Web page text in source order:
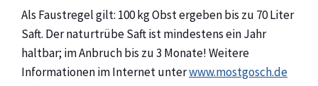
Als Faustregel gilt: 100 kg Obst ergeben bis zu 70 Liter
Saft. Der naturtrübe Saft ist mindestens ein Jahr
haltbar; im Anbruch bis zu 3 Monate! Weitere
Informationen im Internet unterwww.mostgosch.de